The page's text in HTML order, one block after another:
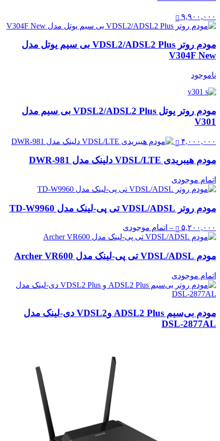
۹,۹۰۰,۰۰۰
مودم روتر VDSL2/ADSL2 Plus بی سیم یوتل مدل
V304F New
ناموجود
مودم روتر یوتل VDSL2/ADSL2 Plus بی سیم مدل
V301
۴,۰۰۰,۰۰۰
مودم هیبریدی VDSL/LTE دلینک مدل DWR-981
اتمام موجودی
مودم روتر VDSL/ADSL تی پی-لینک مدل TD-W9960
۵,۲۰۰,۰۰۰ – اتمام موجودی
range:
موجودی
through
مودم VDSL/ADSL تی پی-لینک مدل Archer VR600
اتمام موجودی
مودم بی‌سیم ADSL2 Plus وVDSL2 دی-لینک مدل
DSL-2877AL